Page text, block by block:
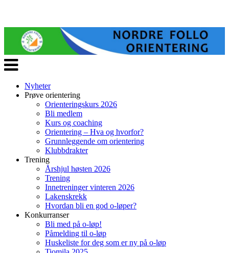
Veksle
navigasjon
Nyheter
Prøve orientering
Orienteringskurs 2026
Bli medlem
Kurs og coaching
Orientering – Hva og hvorfor?
Grunnleggende om orientering
Klubbdrakter
Trening
Årshjul høsten 2026
Trening
Innetreninger vinteren 2026
Lakenskrekk
Hvordan bli en god o-løper?
Konkurranser
Bli med på o-løp!
Påmelding til o-løp
Huskeliste for deg som er ny på o-løp